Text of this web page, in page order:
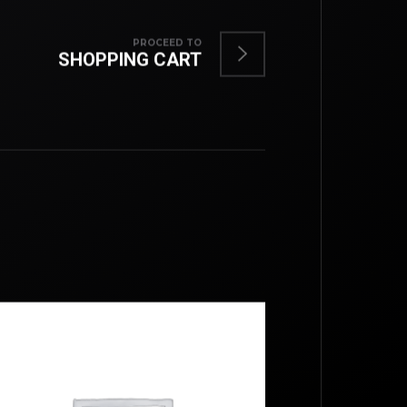
PROCEED TO
SHOPPING CART